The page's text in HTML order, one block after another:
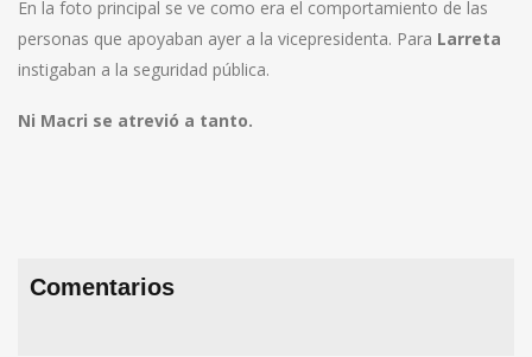
En la foto principal se ve como era el comportamiento de las
personas que apoyaban ayer a la vicepresidenta. Para Larreta
instigaban a la seguridad pública.
Ni Macri se atrevió a tanto.
Comentarios